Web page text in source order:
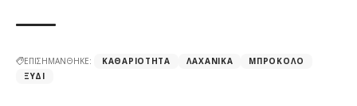
ΕΠΙΣΗΜΑΝΘΗΚΕ: ΚΑΘΑΡΙΌΤΗΤΑ ΛΑΧΑΝΙΚΆ
ΜΠΡΌΚΟΛΟ
ΞΎΔΙ